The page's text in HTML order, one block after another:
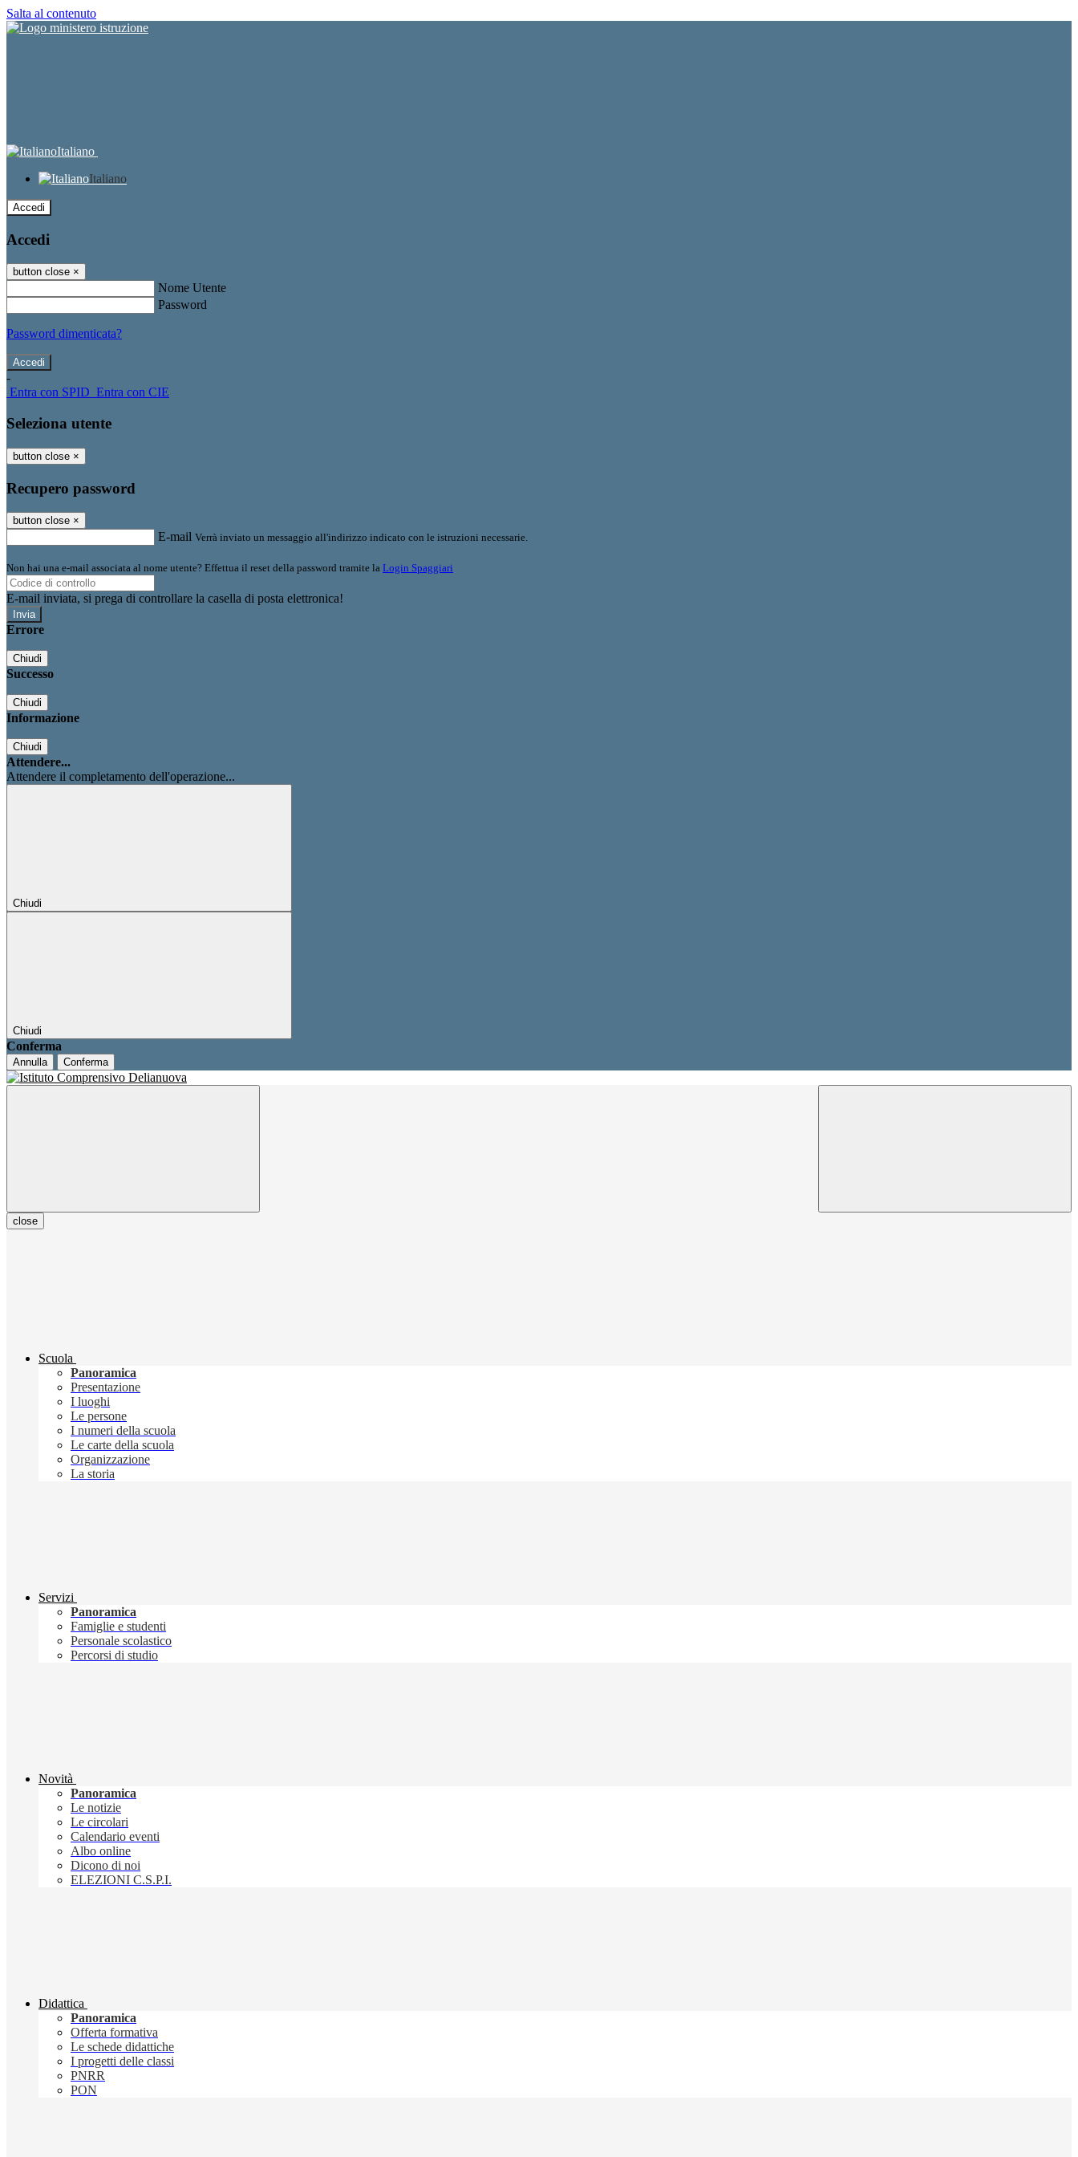
Salta al contenuto
Italiano
Italiano
Accedi
Accedi
button close ×
Nome Utente
Password
Password dimenticata?
-
Entra con SPID Entra con CIE
Seleziona utente
button close ×
Recupero password
button close ×
E-mail Verrà inviato un messaggio all'indirizzo indicato con le istruzioni necessarie.
Non hai una e-mail associata al nome utente? Effettua il reset della password tramite la Login Spaggiari
E-mail inviata, si prega di controllare la casella di posta elettronica!
Errore
Chiudi
Successo
Chiudi
Informazione
Chiudi
Attendere...
Attendere il completamento dell'operazione...
Chiudi
Chiudi
Conferma
Annulla Conferma
close
Scuola
Panoramica
Presentazione
I luoghi
Le persone
I numeri della scuola
Le carte della scuola
Organizzazione
La storia
Servizi
Panoramica
Famiglie e studenti
Personale scolastico
Percorsi di studio
Novità
Panoramica
Le notizie
Le circolari
Calendario eventi
Albo online
Dicono di noi
ELEZIONI C.S.P.I.
Didattica
Panoramica
Offerta formativa
Le schede didattiche
I progetti delle classi
PNRR
PON